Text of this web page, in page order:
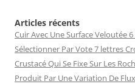
Articles récents
Cuir Avec Une Surface Veloutée
Sélectionner Par Vote 7 lettres
Crustacé Qui Se Fixe Sur Les
Produit Par Une Variation De